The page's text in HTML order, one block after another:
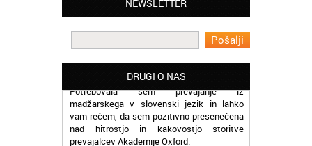
NEWSLETTER
DRUGI O NAS
Oxford, ker so resnično profesionalni in
učinkoviti.
Martina iz Bleda:
Potrebovala sem prevajanje iz
madžarskega v slovenski jezik in lahko
vam rečem, da sem pozitivno presenečena
nad hitrostjo in kakovostjo storitve
prevajalcev Akademije Oxford.